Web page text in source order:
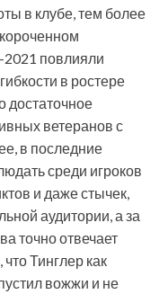
в клубе, тем более
2021 повлияли
в ростере
достаточное
ветеранов с
в последние
среди игроков
и даже стычек,
аудитории, а за
точно отвечает
Тинглер как
вожжи и не